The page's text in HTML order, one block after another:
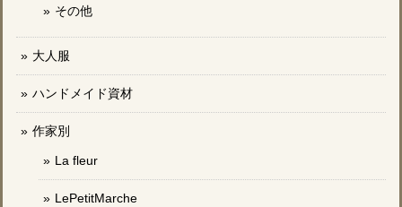
その他
大人服
ハンドメイド資材
作家別
La fleur
LePetitMarche